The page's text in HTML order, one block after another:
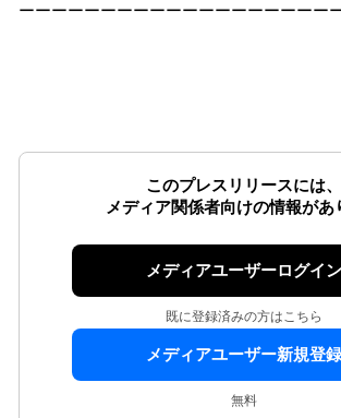
ーーーーーーーーーーーーーーーーーーー
このプレスリリースには、
メディア関係者向けの情報があ
メディアユーザーログイン
既に登録済みの方はこちら
メディアユーザー新規登録
無料